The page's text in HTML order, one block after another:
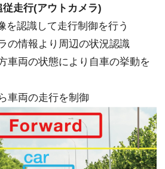
走行(アウトカメラ)
を認識して走行制御を行う
の情報より周辺の状況認識
車両の状態により自車の挙動を
車両の走行を制御